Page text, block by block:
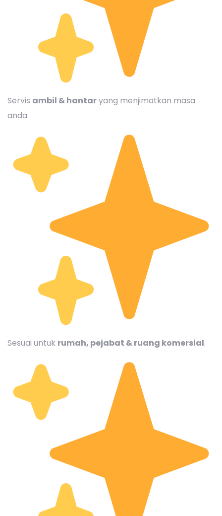
Servis ambil & hantaryang menjimatkan masa
anda.
Sesuai untuk rumah, pejabat & ruang komersial.